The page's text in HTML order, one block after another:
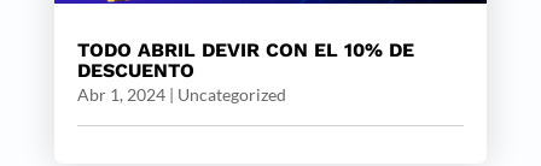
TODO ABRIL DEVIR CON EL 10% DE
DESCUENTO
Abr 1, 2024| Uncategorized